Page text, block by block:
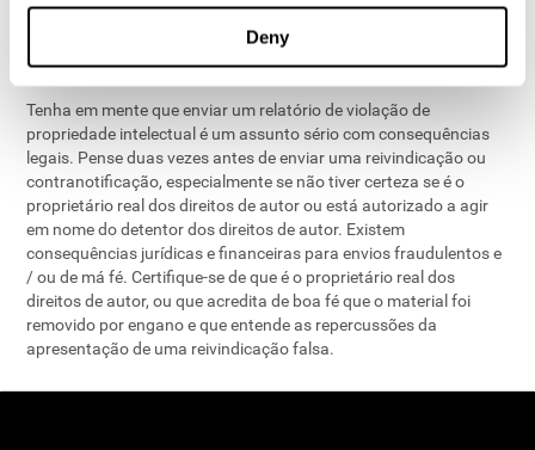
Deny
motivos de segurança.
4. Consequências legais
Tenha em mente que enviar um relatório de violação de
propriedade intelectual é um assunto sério com consequências
legais. Pense duas vezes antes de enviar uma reivindicação ou
contranotificação, especialmente se não tiver certeza se é o
proprietário real dos direitos de autor ou está autorizado a agir
em nome do detentor dos direitos de autor. Existem
consequências jurídicas e financeiras para envios fraudulentos e
/ ou de má fé. Certifique-se de que é o proprietário real dos
direitos de autor, ou que acredita de boa fé que o material foi
removido por engano e que entende as repercussões da
apresentação de uma reivindicação falsa.